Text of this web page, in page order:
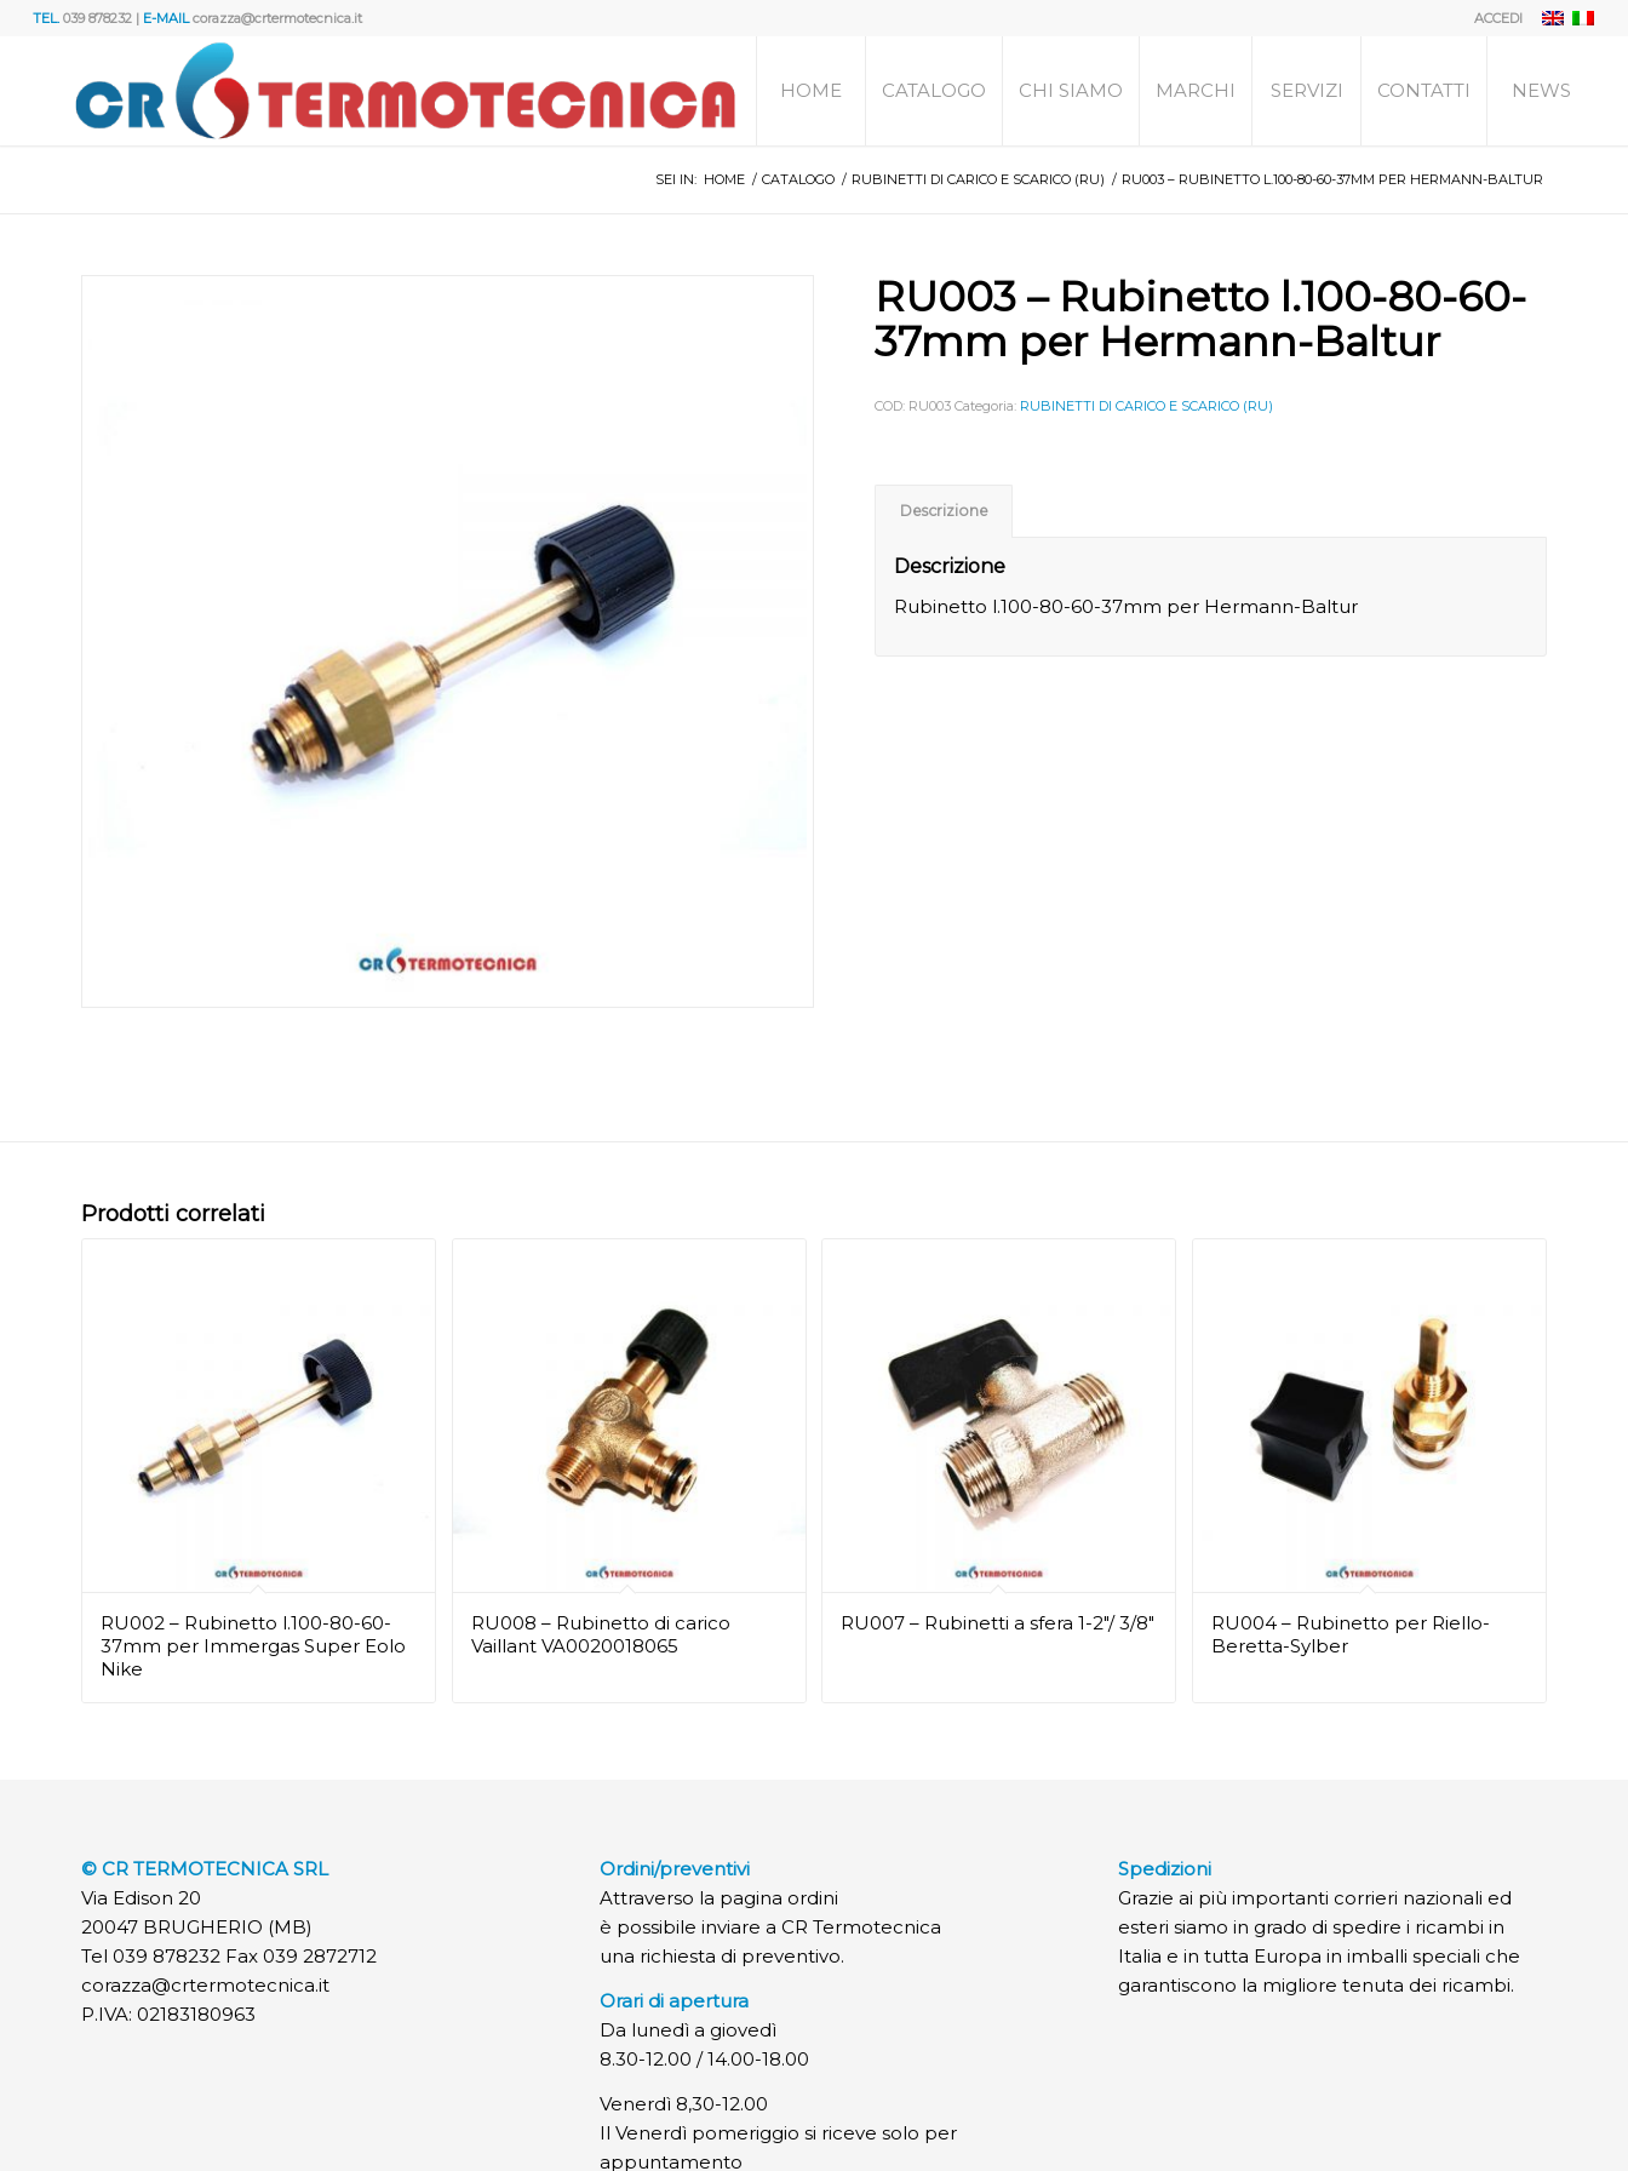
ACCEDI
TEL.039 878232 | E-MAILcorazza@crtermotecnica.it
HOME CATALOGO CHI SIAMO MARCHI SERVIZI CONTATTI NEWS
SEI IN: HOME / CATALOGO / RUBINETTI DI CARICO E SCARICO (RU) / RU003 – RUBINETTO L.100-80-60-37MM PER HERMANN-BALTUR
RU003 – Rubinetto l.100-80-60-
37mm per Hermann-Baltur
COD: RU003 Categoria: RUBINETTI DI CARICO E SCARICO (RU)
Descrizione
Descrizione
Rubinetto l.100-80-60-37mm per Hermann-Baltur
Prodotti correlati
RU002 – Rubinetto l.100-80-60-
37mm per Immergas Super Eolo
Nike
RU008 – Rubinetto di carico
Vaillant VA0020018065
RU007 – Rubinetti a sfera 1-2″/ 3/8″
RU004 – Rubinetto per Riello-
Beretta-Sylber
© CR TERMOTECNICA SRL
Via Edison 20
20047 BRUGHERIO (MB)
Tel 039 878232 Fax 039 2872712
corazza@crtermotecnica.it
P.IVA: 02183180963
Ordini/preventivi
Attraverso la pagina ordini
è possibile inviare a CR Termotecnica
una richiesta di preventivo.
Orari di apertura
Da lunedì a giovedì
8.30-12.00 / 14.00-18.00
Venerdì 8,30-12.00
Il Venerdì pomeriggio si riceve solo per
appuntamento
Spedizioni
Grazie ai più importanti corrieri nazionali ed
esteri siamo in grado di spedire i ricambi in
Italia e in tutta Europa in imballi speciali che
garantiscono la migliore tenuta dei ricambi.